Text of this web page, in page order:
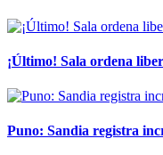
¡Último! Sala ordena
Puno: Sandia registra